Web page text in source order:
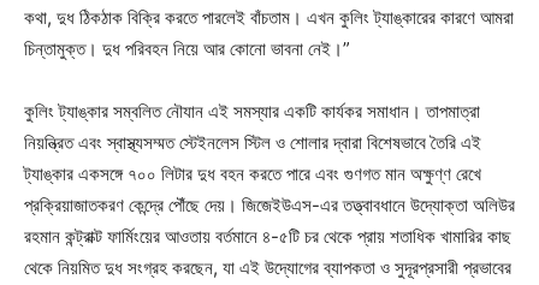
কথা, দুধ ঠিকঠাক বিক্রি করতে পারলেই বাঁচতাম। এখন কুলিং ট্যাঙ্কারের কারণে আমরা
চিন্তামুক্ত। দুধ পরিবহন নিয়ে আর কোনো ভাবনা নেই।”
কুলিং ট্যাঙ্কার সম্বলিত নৌযান এই সমস্যার একটি কার্যকর সমাধান। তাপমাত্রা
নিয়ন্ত্রিত এবং স্বাস্থ্যসম্মত স্টেইনলেস স্টিল ও শোলার দ্বারা বিশেষভাবে তৈরি এই
ট্যাঙ্কার একসঙ্গে ৭০০ লিটার দুধ বহন করতে পারে এবং গুণগত মান অক্ষুণ্ণ রেখে
প্রক্রিয়াজাতকরণ কেন্দ্রে পৌঁছে দেয়। জিজেইউএস-এর তত্ত্বাবধানে উদ্যোক্তা অলিউর
রহমান কন্ট্রাক্ট ফার্মিংয়ের আওতায় বর্তমানে ৪-৫টি চর থেকে প্রায় শতাধিক খামারির কাছ
থেকে নিয়মিত দুধ সংগ্রহ করছেন, যা এই উদ্যোগের ব্যাপকতা ও সুদূরপ্রসারী প্রভাবের